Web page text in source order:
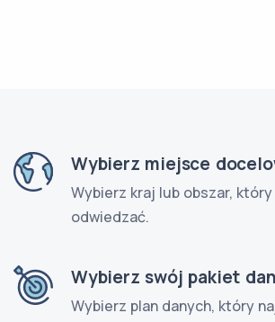
Wybierz miejsce
Wybierz kraj lub obszar,
odwiedzać.
Wybierz swój pakiet
Wybierz plan danych, który